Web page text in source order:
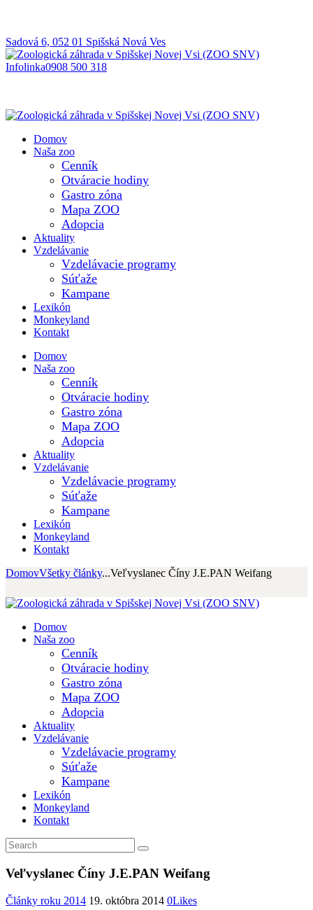
Sadová 6, 052 01 Spišská Nová Ves
Infolinka0908 500 318
Domov
Naša zoo
Cenník
Otváracie hodiny
Gastro zóna
Mapa ZOO
Adopcia
Aktuality
Vzdelávanie
Vzdelávacie programy
Súťaže
Kampane
Lexikón
Monkeyland
Kontakt
Domov
Naša zoo
Cenník
Otváracie hodiny
Gastro zóna
Mapa ZOO
Adopcia
Aktuality
Vzdelávanie
Vzdelávacie programy
Súťaže
Kampane
Lexikón
Monkeyland
Kontakt
DomovVšetky články...Veľvyslanec Číny J.E.PAN Weifang
Domov
Naša zoo
Cenník
Otváracie hodiny
Gastro zóna
Mapa ZOO
Adopcia
Aktuality
Vzdelávanie
Vzdelávacie programy
Súťaže
Kampane
Lexikón
Monkeyland
Kontakt
Veľvyslanec Číny J.E.PAN Weifang
Články roku 2014 19. októbra 2014 0Likes